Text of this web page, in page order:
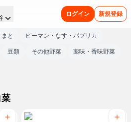
ログイン 新規登録
とまと ピーマン・なす・パプリカ
豆類 その他野菜 薬味・香味野菜
菜